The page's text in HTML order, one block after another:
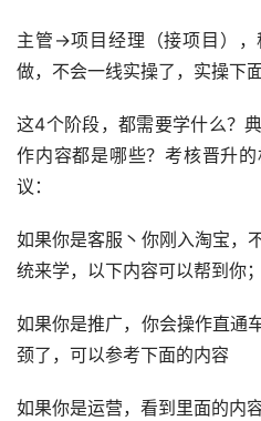
主管→项目经理（接项目），
做，不会一线实操了，实操下面
这4个阶段，都需要学什么？
作内容都是哪些？考核晋升
议：
如果你是客服丶你刚入淘宝，
统来学，以下内容可以帮到你；
如果你是推广，你会操作直通
颈了，可以参考下面的内容
如果你是运营，看到里面的内